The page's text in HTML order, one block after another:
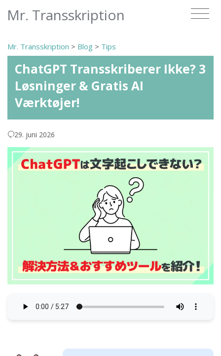
Mr. Transskription
Mr. Transskription > Blog > Tips
ChatGPT Transskriberer Ikke? 3
Løsninger & Gratis AI
Værktøjer!
29. juni 2026